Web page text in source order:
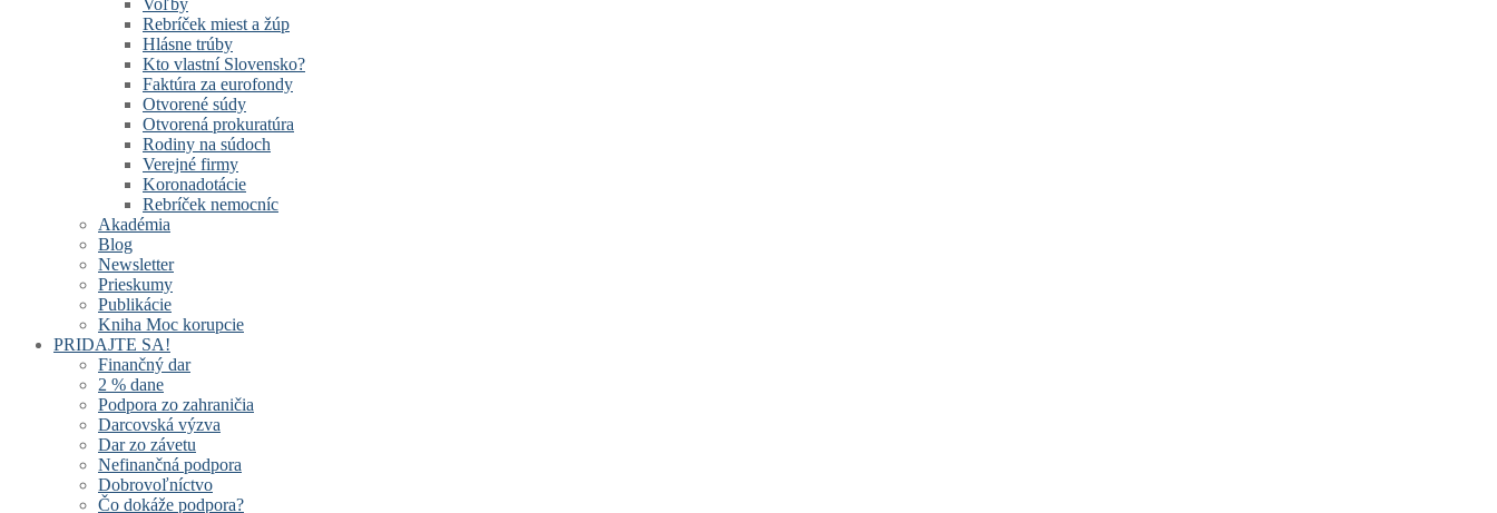
Voľby
Rebríček miest a žúp
Hlásne trúby
Kto vlastní Slovensko?
Faktúra za eurofondy
Otvorené súdy
Otvorená prokuratúra
Rodiny na súdoch
Verejné firmy
Koronadotácie
Rebríček nemocníc
Akadémia
Blog
Newsletter
Prieskumy
Publikácie
Kniha Moc korupcie
PRIDAJTE SA!
Finančný dar
2 % dane
Podpora zo zahraničia
Darcovská výzva
Dar zo závetu
Nefinančná podpora
Dobrovoľníctvo
Čo dokáže podpora?